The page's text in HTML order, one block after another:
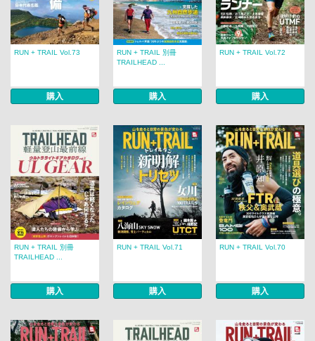
RUN + TRAIL Vol.73
購入
RUN + TRAIL 別冊
TRAILHEAD ...
購入
RUN + TRAIL Vol.72
購入
RUN + TRAIL 別冊
TRAILHEAD ...
購入
RUN + TRAIL Vol.71
購入
RUN + TRAIL Vol.70
購入